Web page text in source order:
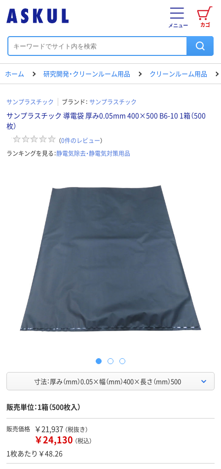
カゴ
メニュー
ホーム 研究開発・クリーンルーム用品 クリーンルーム用品
サンプラスチック ブランド： サンプラスチック
サンプラスチック 導電袋 厚み0.05mm 400×500 B6-10 1箱（500
枚）
（0件のレビュー）
ランキングを見る：静電気除去・静電気対策用品
寸法：厚み（mm）0.05×幅（mm）400×長さ（mm）500
販売単位：1箱（500枚入）
販売価格 ￥21,937 （税抜き）
￥24,130 （税込）
1枚あたり￥48.26